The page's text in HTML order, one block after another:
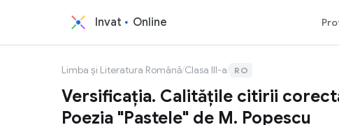
Invat Online
Limba și Literatura Română/Clasa III-a/ RO
Versificația. Calitățile citirii
Poezia "Pastele" de M. Popescu